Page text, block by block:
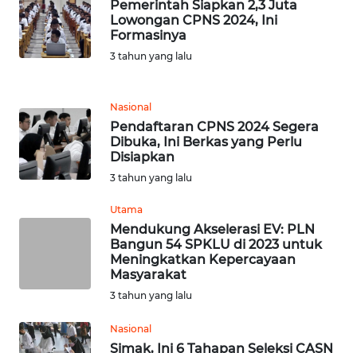
Pemerintah Siapkan 2,3 Juta
Lowongan CPNS 2024, Ini
Formasinya
3 tahun yang lalu
Nasional
Pendaftaran CPNS 2024 Segera
Dibuka, Ini Berkas yang Perlu
Disiapkan
3 tahun yang lalu
Utama
Mendukung Akselerasi EV: PLN
Bangun 54 SPKLU di 2023 untuk
Meningkatkan Kepercayaan
Masyarakat
3 tahun yang lalu
Nasional
Simak, Ini 6 Tahapan Seleksi CASN
WN DELI
SERDANG
TEBING
TINGGI
WN
PAKPAK
WN